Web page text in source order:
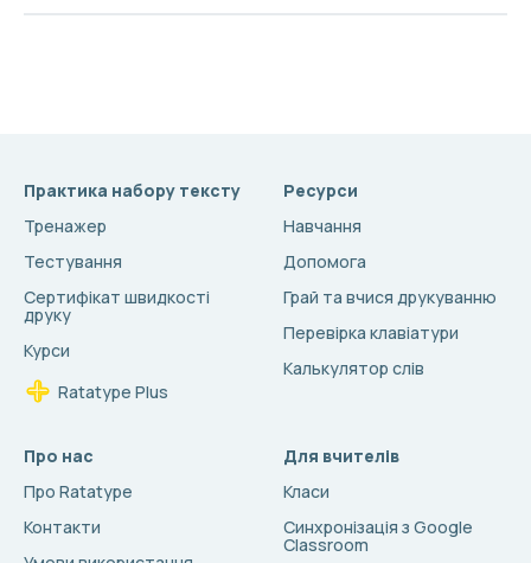
Практика набору тексту
Тренажер
Тестування
Сертифікат швидкості
друку
Курси
Ratatype Plus
Ресурси
Навчання
Допомога
Грай та вчися друкуванню
Перевірка клавіатури
Калькулятор слів
Про нас
Про Ratatype
Контакти
Для вчителів
Класи
Синхронізація з Google
Classroom